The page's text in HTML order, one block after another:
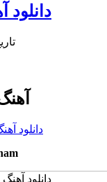
دانلود
تاریخ
دانلود